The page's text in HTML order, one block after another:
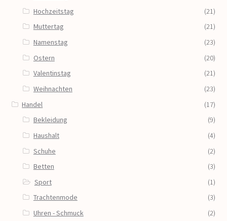
Hochzeitstag
(21)
Muttertag
(21)
Namenstag
(23)
Ostern
(20)
Valentinstag
(21)
Weihnachten
(23)
Handel
(17)
Bekleidung
(9)
Haushalt
(4)
Schuhe
(2)
Betten
(3)
Sport
(1)
Trachtenmode
(3)
Uhren - Schmuck
(2)